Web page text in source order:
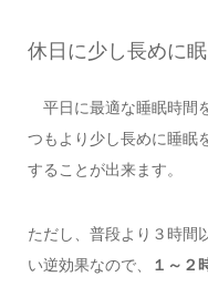
休日に少し長めに
平日に最適な睡眠時間
つもより少し長めに睡眠
することが出来ます。
ただし、普段より３時間
い逆効果なので、
１～２